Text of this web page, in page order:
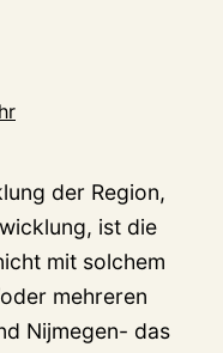
der Region,
ist die
mit solchem
mehreren
Nijmegen- das